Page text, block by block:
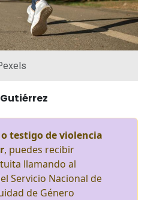
testigo de violencia
, puedes recibir
llamando al
Servicio Nacional de
de Género